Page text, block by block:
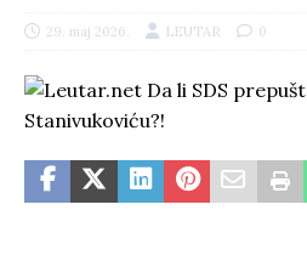
29. maj 2026. LEUTAR 0